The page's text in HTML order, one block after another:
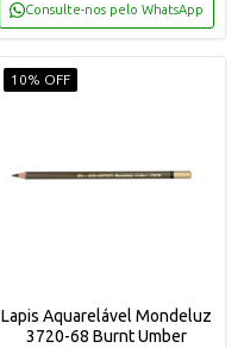
Consulte-nos pelo WhatsApp
10% OFF
Lapis Aquarelável Mondeluz
3720-68 Burnt Umber